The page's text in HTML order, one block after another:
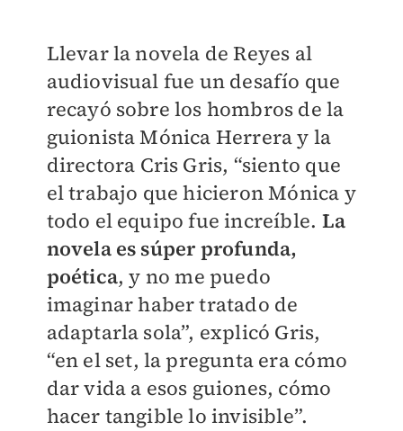
Llevar la novela de Reyes al
audiovisual fue un desafío que
recayó sobre los hombros de la
guionista Mónica Herrera y la
directora Cris Gris, “siento que
el trabajo que hicieron Mónica y
todo el equipo fue increíble. La
novela es súper profunda,
poética, y no me puedo
imaginar haber tratado de
adaptarla sola”, explicó Gris,
“en el set, la pregunta era cómo
dar vida a esos guiones, cómo
hacer tangible lo invisible”.